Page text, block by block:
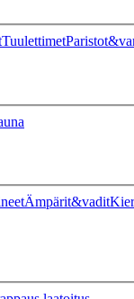
Tuulettimet
Ämpärit&vadit